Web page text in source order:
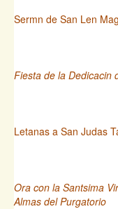
Sermn de San Len
Fiesta de la Dedicacin
Letanas a San Judas
Ora con la Santsima
Almas del Purgatorio